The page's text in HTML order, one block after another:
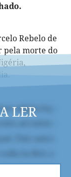
Rebelo de
pela morte do
LER